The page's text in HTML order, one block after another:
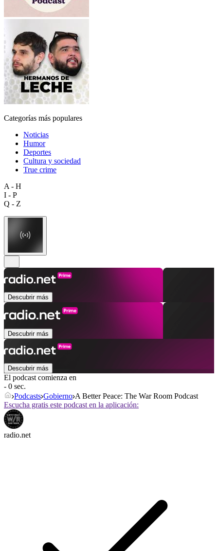
Categorías más populares
Noticias
Humor
Deportes
Cultura y sociedad
True crime
A - H
I - P
Q - Z
Descubrir más
Descubrir más
Descubrir más
El podcast comienza en
- 0 sec.
Podcasts Gobierno A Better Peace: The War Room Podcast
Escucha gratis este podcast en la aplicación:
radio.net